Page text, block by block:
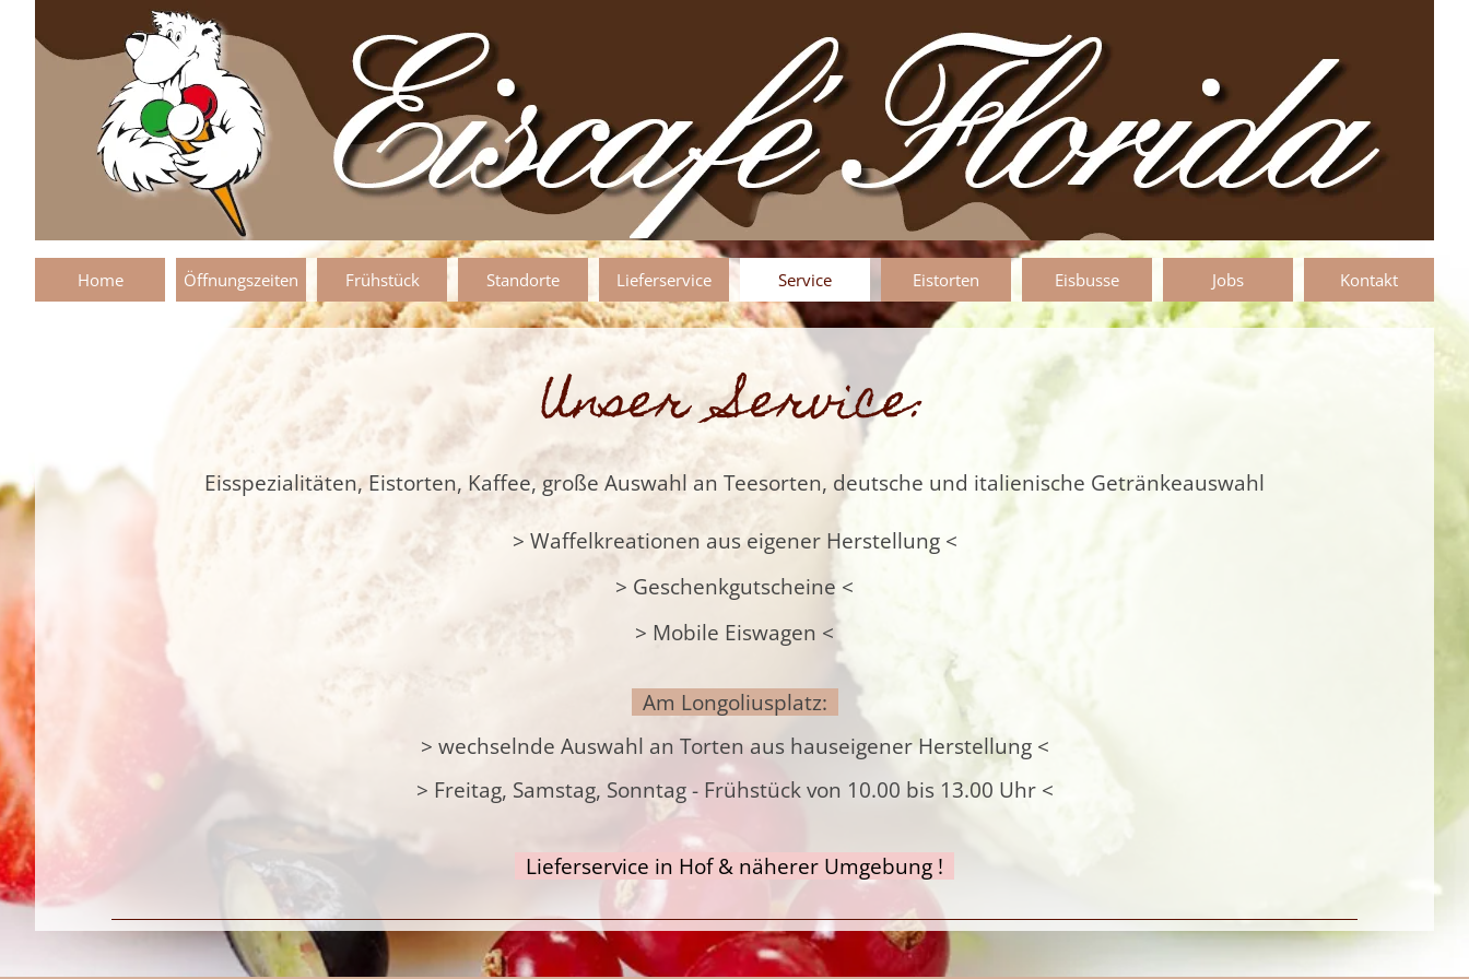
Direkt zum Seiteninhalt
Home Öffnungszeiten Frühstück Standorte Lieferservice Service Eistorten Eisbusse Jobs Kontakt
Unser Service:
Eisspezialitäten, Eistorten, Kaffee, große Auswahl an Teesorten, deutsche und italienische Getränkeauswahl
> Waffelkreationen aus eigener Herstellung <
> Geschenkgutscheine <
> Mobile Eiswagen <
Am Longoliusplatz:
> wechselnde Auswahl an Torten aus hauseigener Herstellung <
> Freitag, Samstag, Sonntag - Frühstück von 10.00 bis 13.00 Uhr <
Lieferservice in Hof & näherer Umgebung !